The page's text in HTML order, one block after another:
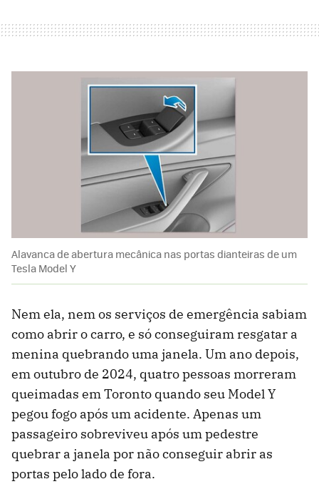
Alavanca de abertura mecânica nas portas dianteiras de um
Tesla Model Y
Nem ela, nem os serviços de emergência sabiam
como abrir o carro, e só conseguiram resgatar a
menina quebrando uma janela. Um ano depois,
em outubro de 2024, quatro pessoas morreram
queimadas em Toronto quando seu Model Y
pegou fogo após um acidente. Apenas um
passageiro sobreviveu após um pedestre
quebrar a janela por não conseguir abrir as
portas pelo lado de fora.